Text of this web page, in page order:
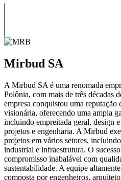
Mirbud SA
A Mirbud SA é uma renomada
Polônia, com mais de três décadas
empresa conquistou uma
visionária, oferecendo uma ampla
incluindo empreitada geral, design
projetos e engenharia. A Mirbud
projetos em vários setores,
industrial e infraestrutura. O
compromisso inabalável com
sustentabilidade. A equipe
composta por engenheiros,